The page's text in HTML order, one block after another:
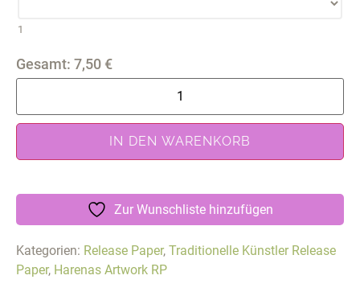
1
Gesamt: 7,50 €
IN DEN WARENKORB
Zur Wunschliste hinzufügen
Kategorien: Release Paper, Traditionelle Künstler Release
Paper, Harenas Artwork RP